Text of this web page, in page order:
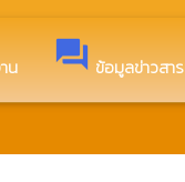
น forum ข้อมูลข่าวสาร